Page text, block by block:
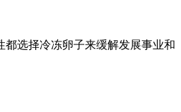
选择冷冻卵子来缓解发展事业和